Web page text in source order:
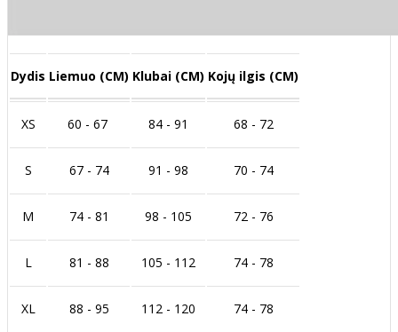
Dydis Liemuo (CM) Klubai (CM) Kojų ilgis (CM)
XS 60 - 67 84 - 91 68 - 72
S 67 - 74 91 - 98 70 - 74
M 74 - 81 98 - 105 72 - 76
L 81 - 88 105 - 112 74 - 78
XL 88 - 95 112 - 120 74 - 78